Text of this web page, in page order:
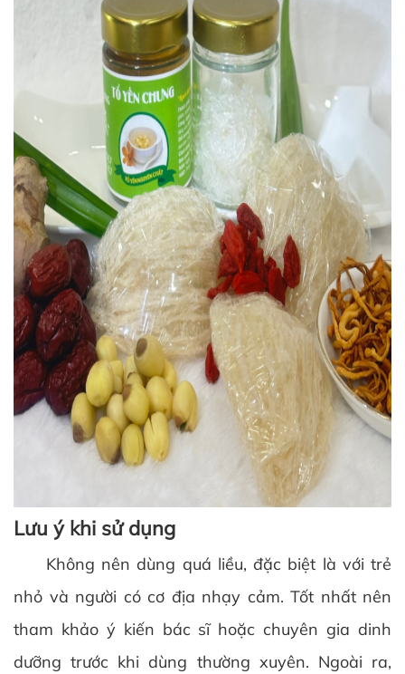
Lưu ý khi sử dụng
Không nên dùng quá liều, đặc biệt là với trẻ
nhỏ và người có cơ địa nhạy cảm. Tốt nhất nên
tham khảo ý kiến bác sĩ hoặc chuyên gia dinh
dưỡng trước khi dùng thường xuyên. Ngoài ra,